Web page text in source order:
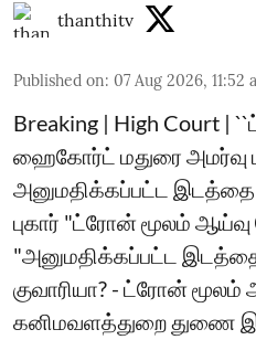
thanthitv
Published on: 07 Aug 2026, 11:52
Breaking | High Court |
ஹைகோர்ட் மதுரை அமர்வு
அனுமதிக்கப்பட்ட இடத்தை
புகார் "ட்ரோன் மூலம்
"அனுமதிக்கப்பட்ட இடத்தை
குவாரியா? - ட்ரோன்
கனிமவளத்துறை துணை